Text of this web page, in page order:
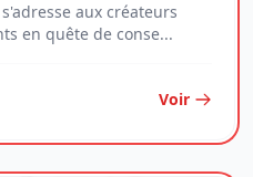
aux créateurs
en quête de conse...
Voir